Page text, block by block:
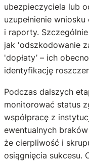
ubezpieczyciela lub
uzupełnienie
i raporty.
jak 'odszkodowanie
'dopłaty’ – ich
identyfikację
Podczas dalszych
monitorować status
współpracę z
ewentualnych
że cierpliwość i
osiągnięcia sukcesu.